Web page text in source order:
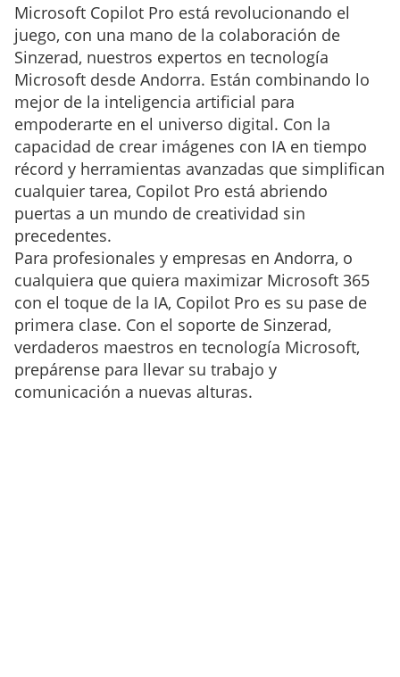
Microsoft Copilot Pro está revolucionando el
juego, con una mano de la colaboración de
Sinzerad, nuestros expertos en tecnología
Microsoft desde Andorra. Están combinando lo
mejor de la inteligencia artificial para
empoderarte en el universo digital. Con la
capacidad de crear imágenes con IA en tiempo
récord y herramientas avanzadas que simplifican
cualquier tarea, Copilot Pro está abriendo
puertas a un mundo de creatividad sin
precedentes.
Para profesionales y empresas en Andorra, o
cualquiera que quiera maximizar Microsoft 365
con el toque de la IA, Copilot Pro es su pase de
primera clase. Con el soporte de Sinzerad,
verdaderos maestros en tecnología Microsoft,
prepárense para llevar su trabajo y
comunicación a nuevas alturas.